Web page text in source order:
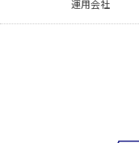
運用会社